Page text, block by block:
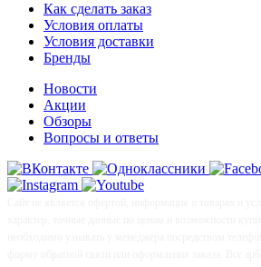
Как сделать заказ
Условия оплаты
Условия доставки
Бренды
Новости
Акции
Обзоры
Вопросы и ответы